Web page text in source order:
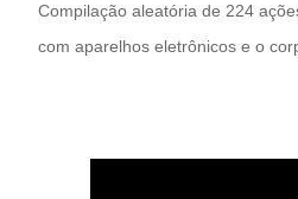
Compilação aleatória de 224
com aparelhos eletrônicos e o